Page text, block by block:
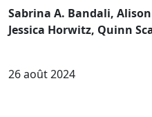
Sabrina A. Bandali,
Jessica Horwitz, Quinn
26 août 2024